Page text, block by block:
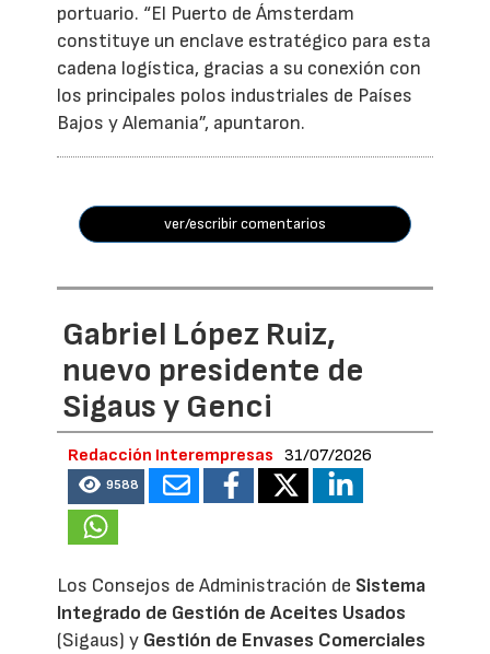
portuario. “El Puerto de Ámsterdam
constituye un enclave estratégico para esta
cadena logística, gracias a su conexión con
los principales polos industriales de Países
Bajos y Alemania”, apuntaron.
ver/escribir comentarios
Gabriel López Ruiz,
nuevo presidente de
Sigaus y Genci
Redacción Interempresas 31/07/2026
9588
Los Consejos de Administración de Sistema
Integrado de Gestión de Aceites Usados
(Sigaus) y Gestión de Envases Comerciales